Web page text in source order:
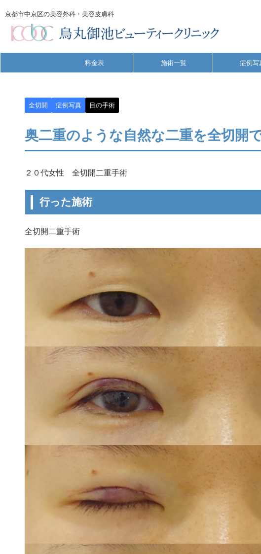
京都市中京区の美容外科・美容皮膚科
料金表 施術一覧 症例写
全切開 症例写真 目の手術
奥二重のような自然な二重を全切開
２０代女性 全切開二重手術
行った施術
全切開二重手術